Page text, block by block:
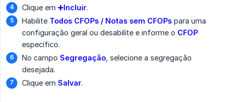
Clique em ➕Incluir.
Habilite Todos CFOPs / Notas sem CFOPs para uma
configuração geral ou desabilite e informe o CFOP
específico.
No campo Segregação , selecione a segregação
desejada.
Clique em Salvar.